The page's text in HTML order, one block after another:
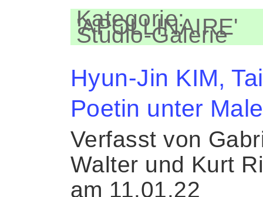
Kategorie:
'APOLLINAIRE'
Studio-Galerie
Hyun-Jin KIM,
Poetin unter
Verfasst von
Walter und Kurt
am 11.01.22